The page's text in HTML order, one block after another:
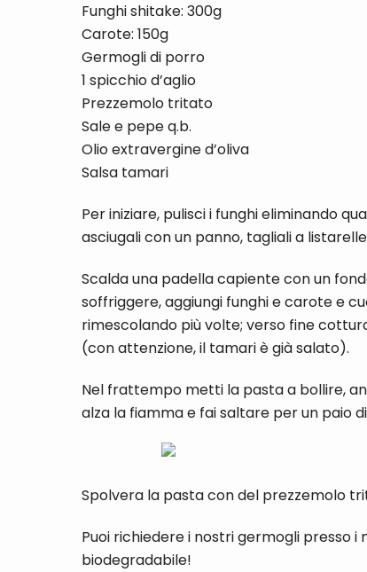
Funghi shitake: 300g
Carote: 150g
Germogli di porro
1 spicchio d’aglio
Prezzemolo tritato
Sale e pepe q.b.
Olio extravergine d’oliva
Salsa tamari
Per iniziare, pulisci i funghi eliminando
asciugali con un panno, tagliali a
Scalda una padella capiente con un
soffriggere, aggiungi funghi e carote e
rimescolando più volte; verso fine
(con attenzione, il tamari è già salato).
Nel frattempo metti la pasta a bollire,
alza la fiamma e fai saltare per un paio
Spolvera la pasta con del prezzemolo
Puoi richiedere i nostri germogli presso
biodegradabile!